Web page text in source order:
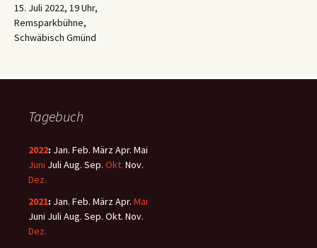
15. Juli 2022, 19 Uhr,
Remsparkbühne,
Schwäbisch Gmünd
Tagebuch
2022: Jan. Feb. MärzApr. Mai
Juni Juli Aug. Sep. Okt. Nov.
Dez.
2021: Jan. Feb. MärzApr. Mai
Juni Juli Aug. Sep. Okt. Nov.
Dez.